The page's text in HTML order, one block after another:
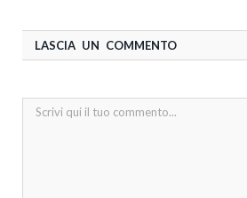
LASCIA UN COMMENTO